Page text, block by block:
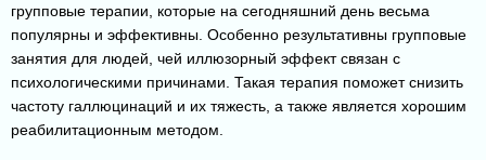
групповые терапии, которые на сегодняшний день весьма
популярны и эффективны. Особенно результативны групповые
занятия для людей, чей иллюзорный эффект связан с
психологическими причинами. Такая терапия поможет снизить
частоту галлюцинаций и их тяжесть, а также является хорошим
реабилитационным методом.